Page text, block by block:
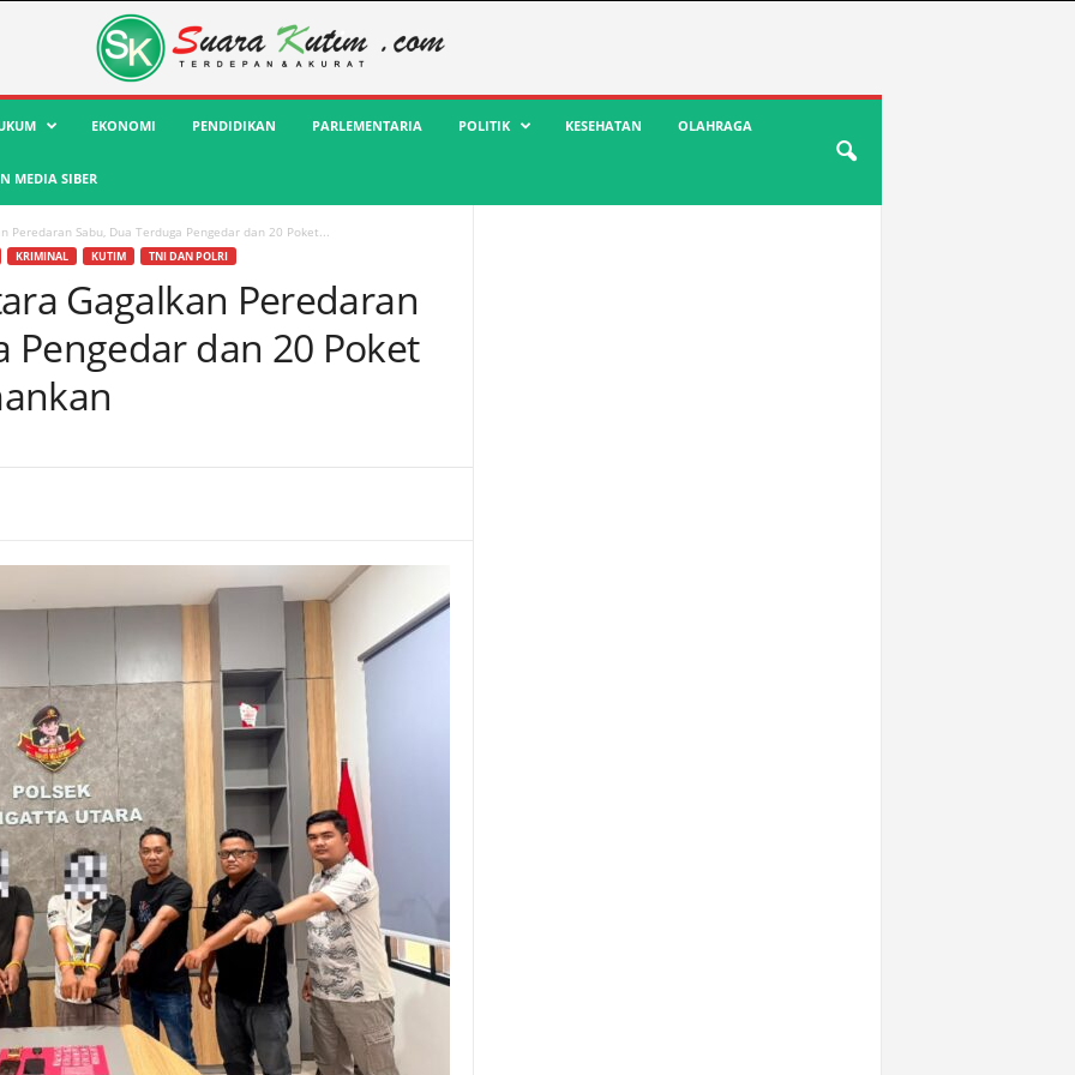
EKONOMI PENDIDIKAN PARLEMENTARIA POLITIK KESEHATAN OLAHRAGA
MEDIA SIBER
Peredaran Sabu, Dua Terduga Pengedar dan 20 Poket...
KRIMINAL KUTIM TNI DAN POLRI
Gagalkan Peredaran
Pengedar dan 20 Poket